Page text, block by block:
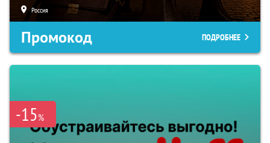
Россия
Промокод ПОДРОБНЕЕ
-15%